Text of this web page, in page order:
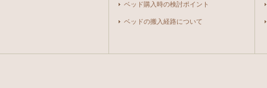
ベッド購入時の検討ポイント
ベッドの搬入経路について